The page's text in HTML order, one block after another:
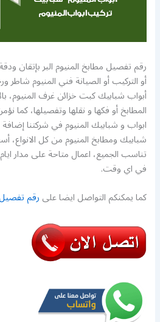
رقم تفصيل مطابخ المنيوم البر بإتقان
أو التركيب أو الصيانة فني المنيوم
أبواب شبابيك كبت خزائن غرف المنيوم،
المطابخ أو فكها و نقلها وتفصيلها، كما
ابواب و شبابيك المنيوم في شركتنا
شبابيك ومطابخ المنيوم من كل الانواع،
تناسب الجميع، اعمال متاحة على مدار
في اي وقت.
كما يمكنكم التواصل ايضا علىرقم